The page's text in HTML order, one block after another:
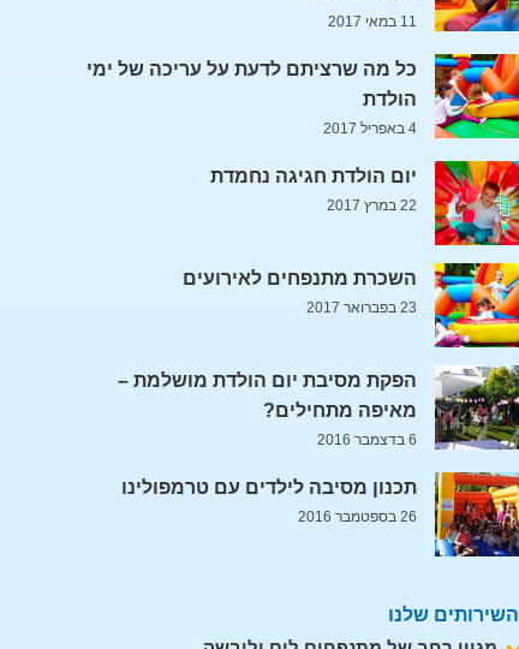
11 במאי 2017
כל מה שרציתם לדעת על עריכה של ימי
הולדת
4 באפריל 2017
יום הולדת חגיגה נחמדת
22 במרץ 2017
השכרת מתנפחים לאירועים
23 בפברואר 2017
הפקת מסיבת יום הולדת מושלמת –
מאיפה מתחילים?
6 בדצמבר 2016
תכנון מסיבה לילדים עם טרמפולינו
26 בספטמבר 2016
השירותים שלנו